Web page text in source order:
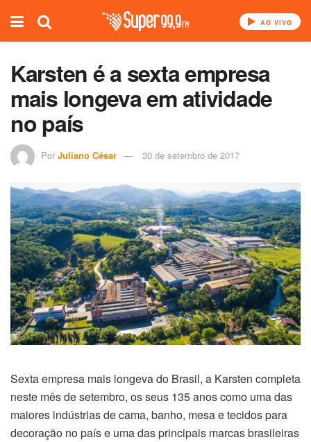
AO VIVO
Karsten é a sexta empresa
mais longeva em atividade
no país
Por Juliano César 30 de setembro de 2017
Sexta empresa mais longeva do Brasil, a Karsten completa
neste mês de setembro, os seus 135 anos como uma das
maiores indústrias de cama, banho, mesa e tecidos para
decoração no país e uma das principais marcas brasileiras